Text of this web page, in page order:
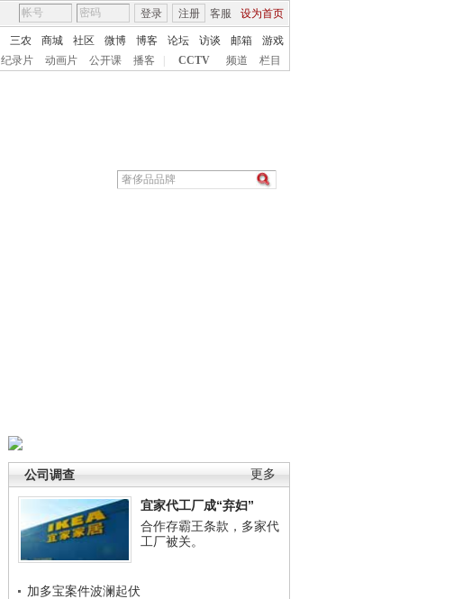
客服 设为首页
登录 注册
三农 商城 社区 微博 博客 论坛 访谈 邮箱
游戏
纪录片 动画片 公开课 播客 CCTV 频道 栏目
更多
公司调查
宜家代工厂成“弃妇”
合作存霸王条款，多家代
工厂被关。
加多宝案件波澜起伏